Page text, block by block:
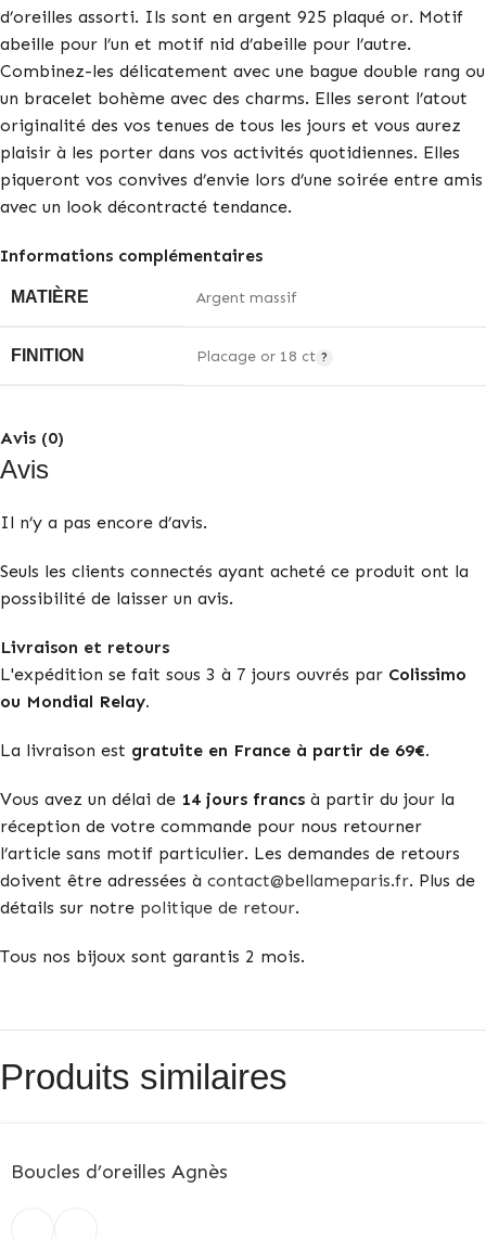
d’oreilles assorti. Ils sont en argent 925 plaqué or. Motif
abeille pour l’un et motif nid d’abeille pour l’autre.
Combinez-les délicatement avec une bague double rang ou
un bracelet bohème avec des charms. Elles seront l’atout
originalité des vos tenues de tous les jours et vous aurez
plaisir à les porter dans vos activités quotidiennes. Elles
piqueront vos convives d’envie lors d’une soirée entre amis
avec un look décontracté tendance.
Informations complémentaires
MATIÈRE Argent massif
FINITION Placage or 18 ct
Avis (0)
Avis
Il n’y a pas encore d’avis.
Seuls les clients connectés ayant acheté ce produit ont la
possibilité de laisser un avis.
Livraison et retours
L'expédition se fait sous 3 à 7 jours ouvrés par Colissimo
ou Mondial Relay.
La livraison est gratuite en France à partir de 69€.
Vous avez un délai de 14 jours francs à partir du jour la
réception de votre commande pour nous retourner
l’article sans motif particulier. Les demandes de retours
doivent être adressées à contact@bellameparis.fr. Plus de
détails sur notre politique de retour.
Tous nos bijoux sont garantis 2 mois.
Produits similaires
Boucles d’oreilles Agnès